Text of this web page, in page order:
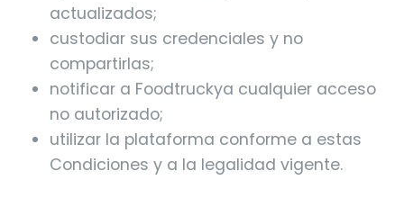
actualizados;
custodiar sus credenciales y no
compartirlas;
notificar a Foodtruckya cualquier acceso
no autorizado;
utilizar la plataforma conforme a estas
Condiciones y a la legalidad vigente.